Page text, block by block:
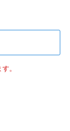
。